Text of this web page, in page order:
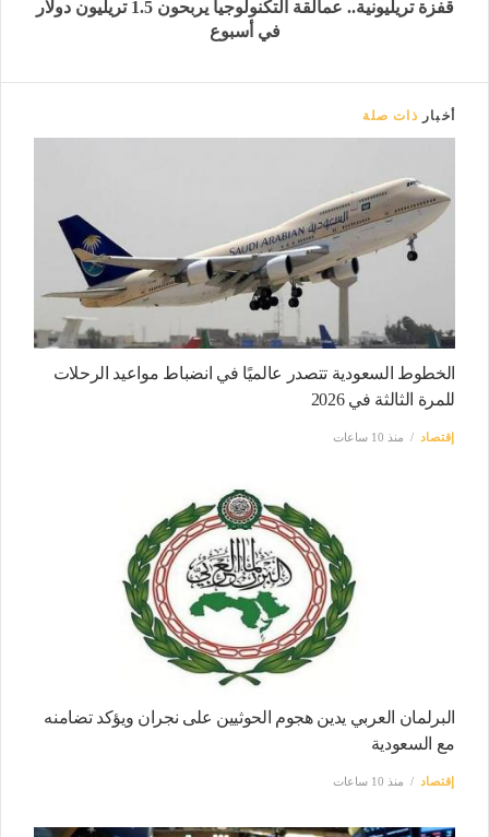
قفزة تريليونية.. عمالقة التكنولوجيا يربحون 1.5 تريليون دولار
في أسبوع
أخبار ذات صلة
الخطوط السعودية تتصدر عالميًا في انضباط مواعيد الرحلات
للمرة الثالثة في 2026
إقتصاد منذ 10 ساعات
البرلمان العربي يدين هجوم الحوثيين على نجران ويؤكد تضامنه
مع السعودية
إقتصاد منذ 10 ساعات